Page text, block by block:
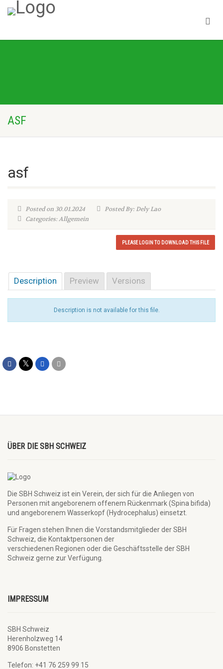
ASF
asf
Posted on 30.01.2024
Posted By: Dely Lao
Categories: Allgemein
PLEASE LOGIN TO DOWNLOAD THIS FILE
Description Preview Versions
Description is not available for this file.
ÜBER DIE SBH SCHWEIZ
Die SBH Schweiz ist ein Verein, der sich für die Anliegen von
Personen mit angeborenem offenem Rückenmark (Spina bifida)
und angeborenem Wasserkopf (Hydrocephalus) einsetzt.
Für Fragen stehen Ihnen die Vorstandsmitglieder der SBH
Schweiz, die Kontaktpersonen der
verschiedenen Regionen oder die Geschäftsstelle der SBH
Schweiz gerne zur Verfügung.
IMPRESSUM
SBH Schweiz
Herenholzweg 14
8906 Bonstetten
Telefon: +41 76 259 99 15